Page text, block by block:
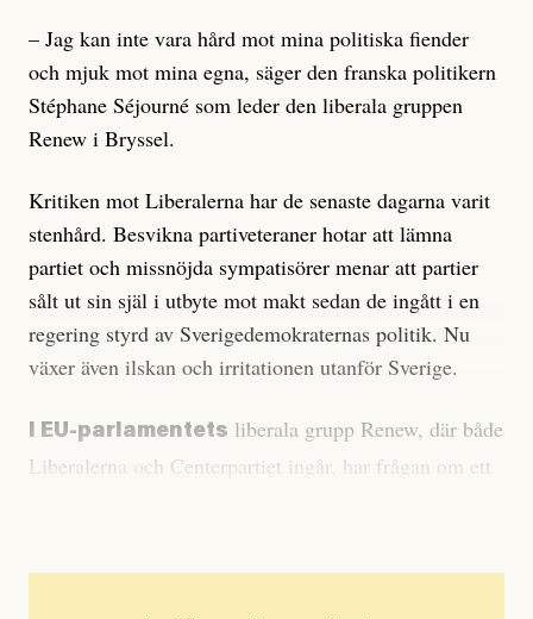
– Jag kan inte vara hård mot mina politiska fiender
och mjuk mot mina egna, säger den franska politikern
Stéphane Séjourné som leder den liberala gruppen
Renew i Bryssel.
Kritiken mot Liberalerna har de senaste dagarna varit
stenhård. Besvikna partiveteraner hotar att lämna
partiet och missnöjda sympatisörer menar att partier
sålt ut sin själ i utbyte mot makt sedan de ingått i en
regering styrd av Sverigedemokraternas politik. Nu
växer även ilskan och irritationen utanför Sverige.
I EU-parlamentets liberala grupp Renew, där både
Liberalerna och Centerpartiet ingår, har frågan om ett